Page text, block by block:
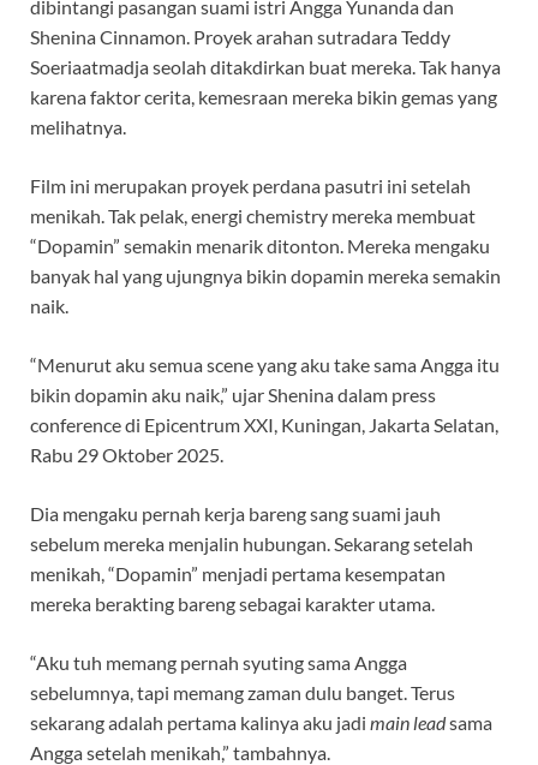
t
A
p
e
o
o
i
r
e
dibintangi pasangan suami istri Angga Yunanda dan
Shenina Cinnamon. Proyek arahan sutradara Teddy
Soeriaatmadja seolah ditakdirkan buat mereka. Tak hanya
karena faktor cerita, kemesraan mereka bikin gemas yang
melihatnya.
Film ini merupakan proyek perdana pasutri ini setelah
menikah. Tak pelak, energi chemistry mereka membuat
“Dopamin” semakin menarik ditonton. Mereka mengaku
banyak hal yang ujungnya bikin dopamin mereka semakin
naik.
“Menurut aku semua sceneyang aku takesama Angga itu
bikin dopamin aku naik,” ujar Shenina dalam press
conference di Epicentrum XXI, Kuningan, Jakarta Selatan,
Rabu 29 Oktober 2025.
Dia mengaku pernah kerja bareng sang suami jauh
sebelum mereka menjalin hubungan. Sekarang setelah
menikah, “Dopamin” menjadi pertama kesempatan
mereka berakting bareng sebagai karakter utama.
“Aku tuh memang pernah syuting sama Angga
sebelumnya, tapi memang zaman dulu banget. Terus
sekarang adalah pertama kalinya aku jadi main leadsama
Angga setelah menikah,” tambahnya.